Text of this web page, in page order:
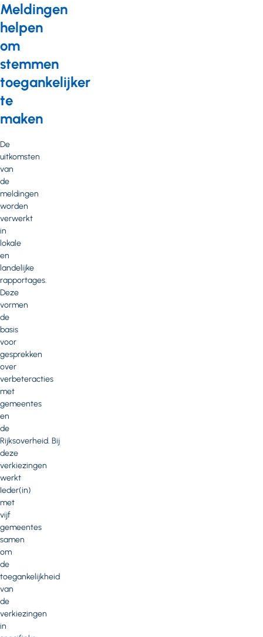
Meldingen
helpen
om
stemmen
toegankelijker
te
maken
De
uitkomsten
van
de
meldingen
worden
verwerkt
in
lokale
en
landelijke
rapportages.
Deze
vormen
de
basis
voor
gesprekken
over
verbeteracties
met
gemeentes
en
de
Rijksoverheid. Bij
deze
verkiezingen
werkt
Ieder(in)
met
vijf
gemeentes
samen
om
de
toegankelijkheid
van
de
verkiezingen
in